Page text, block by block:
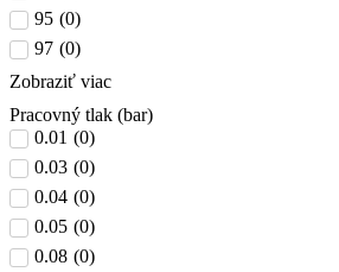
95 (0)
97 (0)
Zobraziť viac
Pracovný tlak (bar)
0.01 (0)
0.03 (0)
0.04 (0)
0.05 (0)
0.08 (0)